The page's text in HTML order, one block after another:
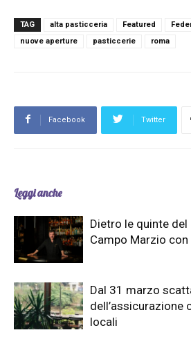
TAG alta pasticceria Featured
nuove aperture
pasticcerie roma
Facebook Twitter
Leggi anche
Dietro le quinte del
Campo Marzio
Dal 31 marzo
dell’assicurazione
locali